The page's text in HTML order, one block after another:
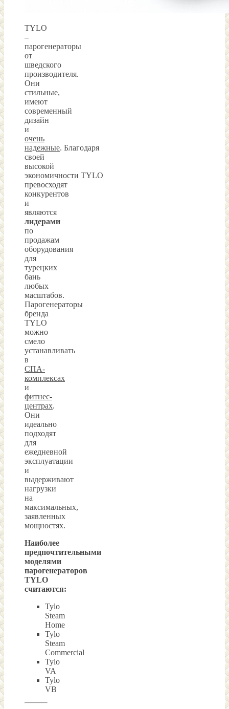
TYLO
–
парогенераторы
от
шведского
производителя.
Они
стильные,
имеют
современный
дизайн
и
очень
надежные. Благодаря
своей
высокой
экономичности TYLO
превосходят
конкурентов
и
являются
лидерами
по
продажам
оборудования
для
турецких
бань
любых
масштабов.
Парогенераторы
бренда
TYLO
можно
смело
устанавливать
в
СПА-
комплексах
и
фитнес-
центрах.
Они
идеально
подходят
для
ежедневной
эксплуатации
и
выдерживают
нагрузки
на
максимальных,
заявленных
мощностях.
Наиболее
предпочтительными
моделями
парогенераторов
TYLO
считаются:
Tylo
Steam
Home
Tylo
Steam
Commercial
Tylo
VA
Tylo
VB